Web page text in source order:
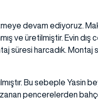
devam ediyoruz.
ve üretilmiştir. Evin dış
süresi harcadık.
Bu sebeple
pencerelerden